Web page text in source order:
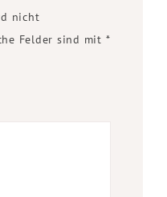
nicht
Felder sind mit *